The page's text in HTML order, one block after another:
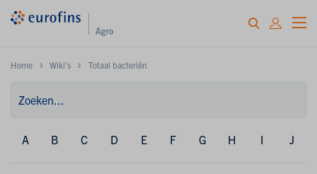
Home Wiki's Totaal bacteriën
A B C D E F G H I J